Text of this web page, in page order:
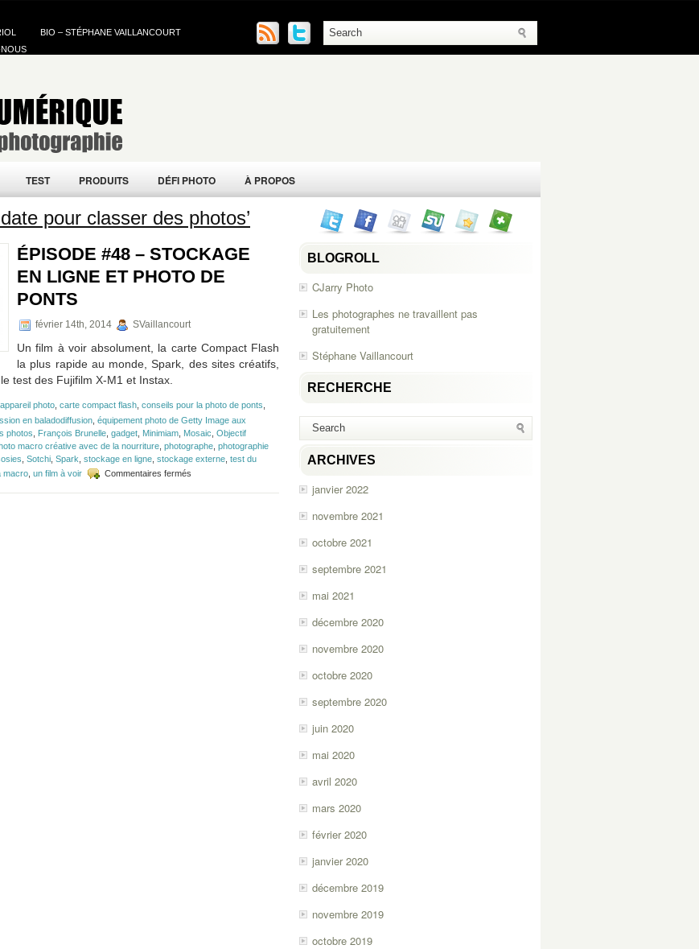
BIO – STÉPHANE VAILLANCOURT
TEST PRODUITS DÉFI PHOTO À PROPOS
pour classer des photos’
ÉPISODE #48 – STOCKAGE
EN LIGNE ET PHOTO DE
PONTS
février 14th, 2014 SVaillancourt
Un film à voir absolument, la carte Compact Flash
la plus rapide au monde, Spark, des sites créatifs,
test des Fujifilm X-M1 et Instax.
appareil photo carte compact flash conseils pour la photo de ponts
en baladodiffusion équipement photo de Getty Image aux
photos François Brunelle gadget Minimiam Mosaic Objectif
macro créative avec de la nourriture photographe photographie
Sotchi Spark stockage en ligne stockage externe test du
macro un film à voir Commentaires fermés
#48
BLOGROLL
CJarry Photo
Les photographes ne travaillent pas
gratuitement
Stéphane Vaillancourt
RECHERCHE
ARCHIVES
janvier 2022
novembre 2021
octobre 2021
septembre 2021
mai 2021
décembre 2020
novembre 2020
octobre 2020
septembre 2020
juin 2020
mai 2020
avril 2020
mars 2020
février 2020
janvier 2020
décembre 2019
novembre 2019
octobre 2019